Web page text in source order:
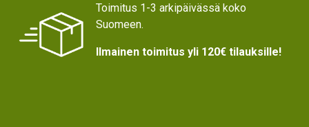
Toimitus 1-3 arkipäivässä koko
Suomeen.
Ilmainen toimitus yli 120€ tilauksille!